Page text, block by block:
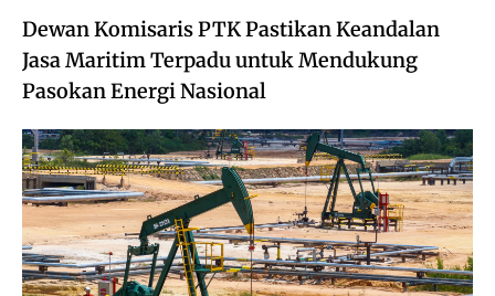
Dewan Komisaris PTK Pastikan Keandalan
Jasa Maritim Terpadu untuk Mendukung
Pasokan Energi Nasional